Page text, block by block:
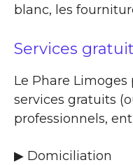
blanc, les
Services
Le Phare
services gratuits
professionnels,
▶​ Domiciliation